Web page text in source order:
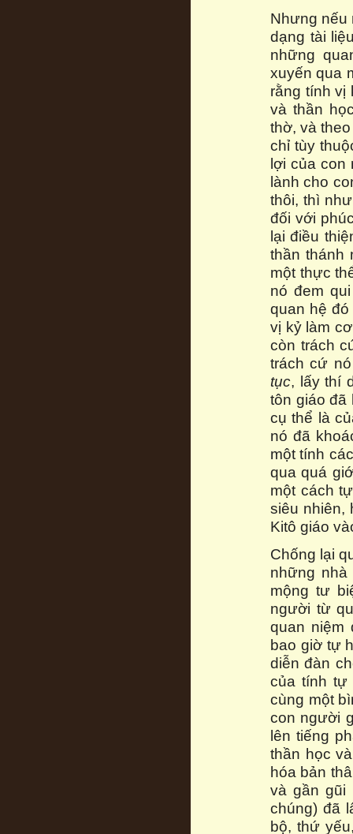
Nhưng nếu
dạng tài
những
xuyến qua
rằng tính vị
và thần
thờ, và
chỉ tùy
lợi của con
lành cho
thôi, thì
đối với
lại điều
thần thánh
một thực
nó đem
quan hệ
vị kỷ làm
còn trách
trách cứ
tục, lấy thí
tôn giáo đã
cụ thể là
nó đã
một tính
qua quá
một cách
siêu nhiên,
Kitô giáo
Chống lại
những
mộng tư
người từ
quan niệm
bao giờ tự
diễn đàn
của tính tự
cùng một
con người
lên tiếng
thần học
hóa bản
và gần gũi
chúng) đã
bộ, thứ